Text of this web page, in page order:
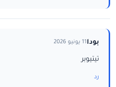
بودا11 يونيو 2026
تيتيوبر
رد